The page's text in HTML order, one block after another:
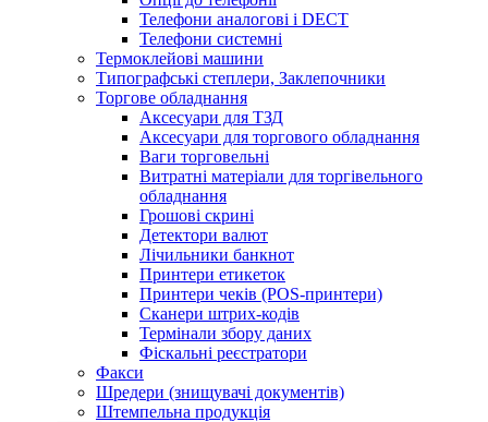
Телефони аналогові і DECT
Телефони системні
Термоклейові машини
Типографські степлери, Заклепочники
Торгове обладнання
Аксесуари для ТЗД
Аксесуари для торгового обладнання
Ваги торговельні
Витратні матеріали для торгівельного
обладнання
Грошові скрині
Детектори валют
Лічильники банкнот
Принтери етикеток
Принтери чеків (POS-принтери)
Сканери штрих-кодів
Термінали збору даних
Фіскальні реєстратори
Факси
Шредери (знищувачі документів)
Штемпельна продукція